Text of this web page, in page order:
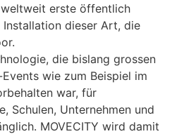
erste öffentlich
dieser Art, die
die bislang grossen
wie zum Beispiel im
war, für
Schulen, Unternehmen und
MOVECITY wird damit